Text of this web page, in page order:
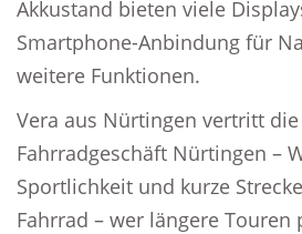
Akkustand bieten viele
Smartphone-Anbindung für
weitere Funktionen.
Vera aus Nürtingen vertritt
Fahrradgeschäft Nürtingen –
Sportlichkeit und kurze
Fahrrad – wer längere